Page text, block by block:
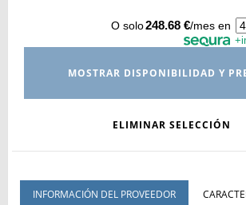
O solo248.68 €/mes en
MOSTRAR DISPONIBILIDAD Y
ELIMINAR SELECCIÓN
INFORMACIÓN DEL PROVEEDOR